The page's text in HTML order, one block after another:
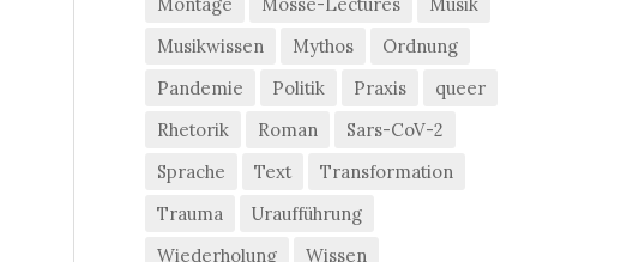
Musikwissen
Mythos
Ordnung
Pandemie
Politik Praxis
queer
Rhetorik
Roman
Sars-CoV-2
Sprache
Text
Transformation
Trauma
Uraufführung
Wiederholung
Wissen